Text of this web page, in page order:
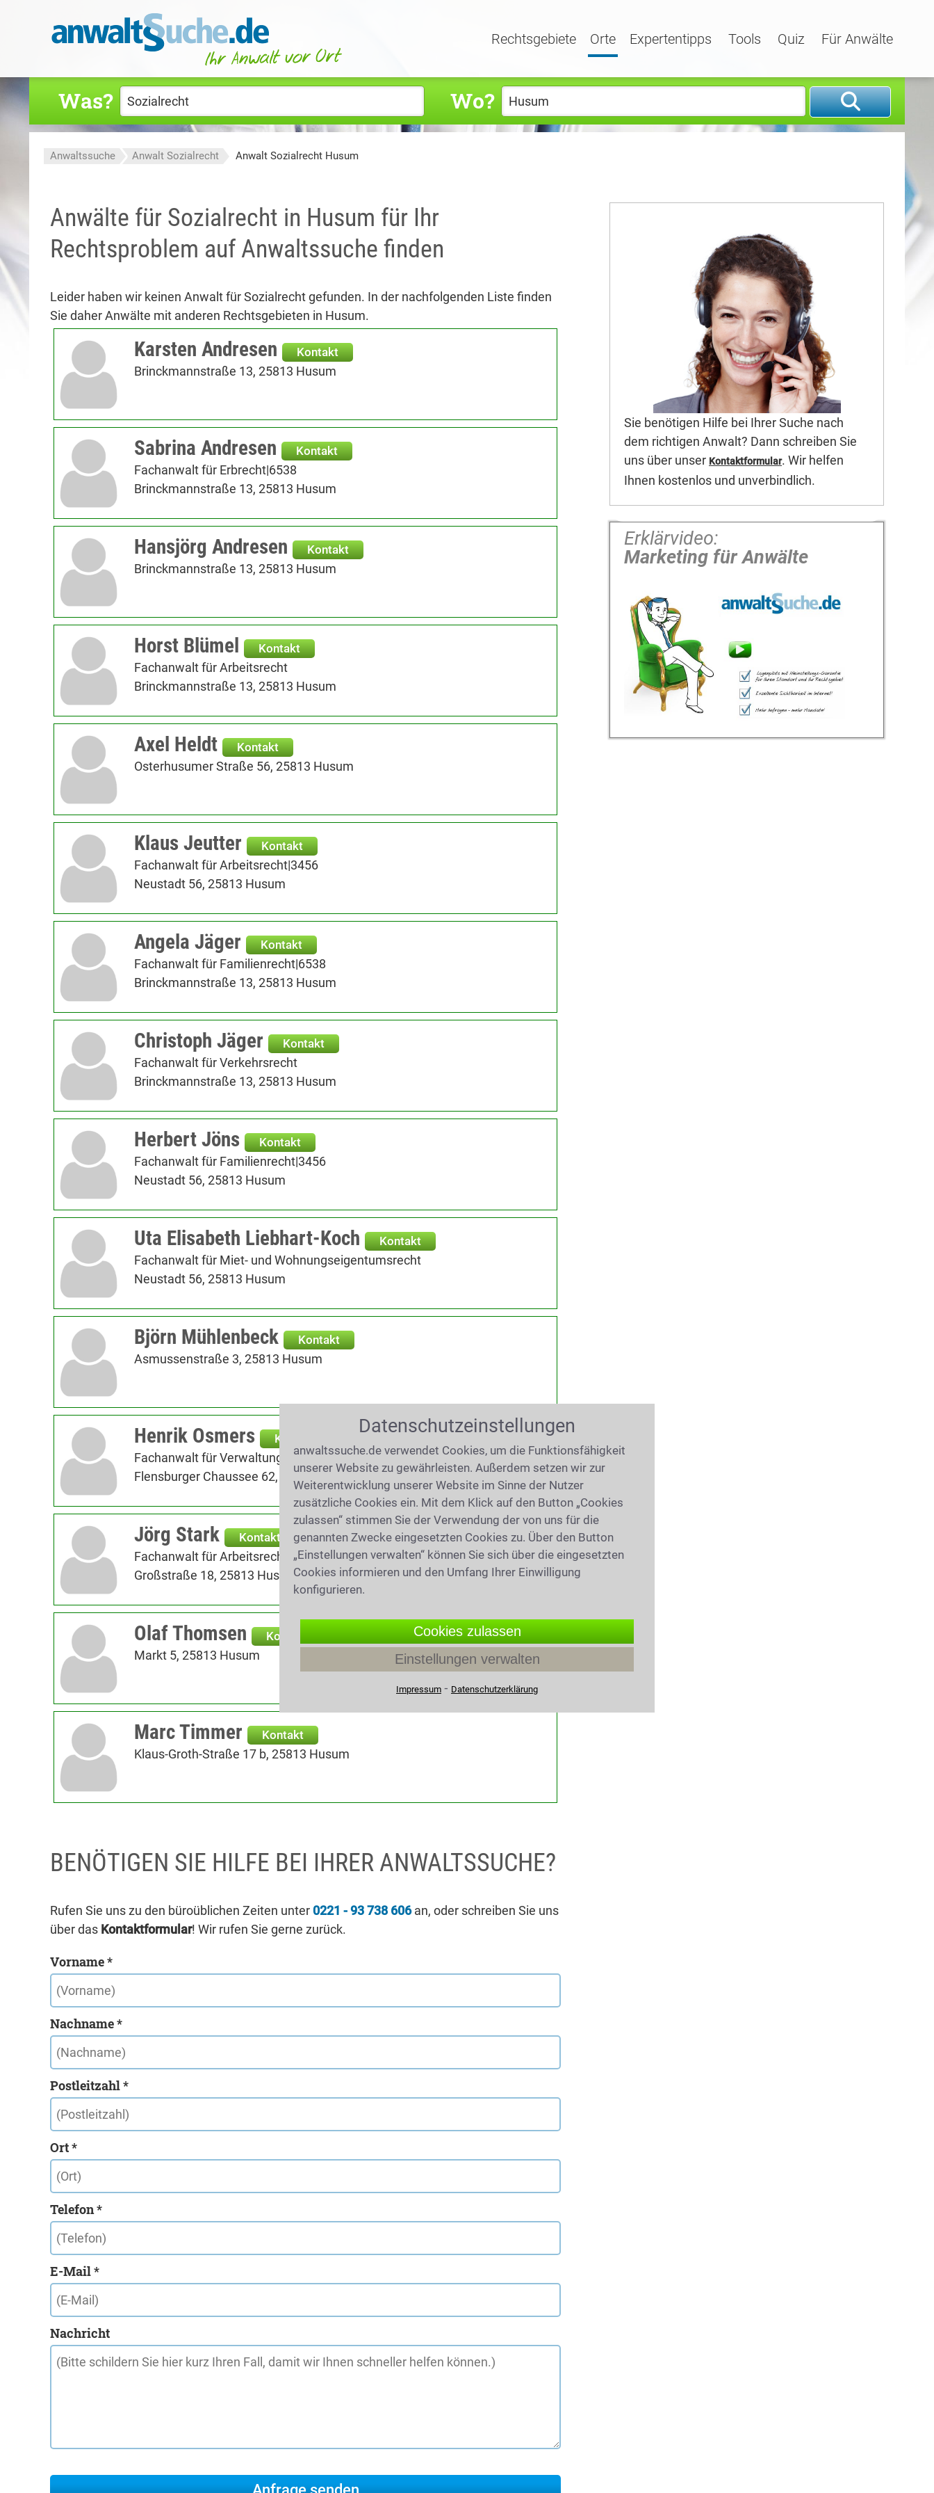
Rechtsgebiete Orte Expertentipps Tools Quiz Für Anwälte
Was? Wo?
Anwaltssuche Anwalt Sozialrecht Anwalt Sozialrecht Husum
Anwälte für Sozialrecht in Husum für Ihr
Rechtsproblem auf Anwaltssuche finden
Leider haben wir keinen Anwalt für Sozialrecht gefunden. In der nachfolgenden Liste finden
Sie daher Anwälte mit anderen Rechtsgebieten in Husum.
Karsten Andresen Kontakt
Brinckmannstraße 13, 25813 Husum
Sabrina Andresen Kontakt
Fachanwalt für Erbrecht|6538
Brinckmannstraße 13, 25813 Husum
Hansjörg Andresen Kontakt
Brinckmannstraße 13, 25813 Husum
Horst Blümel Kontakt
Fachanwalt für Arbeitsrecht
Brinckmannstraße 13, 25813 Husum
Axel Heldt Kontakt
Osterhusumer Straße 56, 25813 Husum
Klaus Jeutter Kontakt
Fachanwalt für Arbeitsrecht|3456
Neustadt 56, 25813 Husum
Angela Jäger Kontakt
Fachanwalt für Familienrecht|6538
Brinckmannstraße 13, 25813 Husum
Christoph Jäger Kontakt
Fachanwalt für Verkehrsrecht
Brinckmannstraße 13, 25813 Husum
Herbert Jöns Kontakt
Fachanwalt für Familienrecht|3456
Neustadt 56, 25813 Husum
Uta Elisabeth Liebhart-Koch Kontakt
Fachanwalt für Miet- und Wohnungseigentumsrecht
Neustadt 56, 25813 Husum
Björn Mühlenbeck Kontakt
Asmussenstraße 3, 25813 Husum
Henrik Osmers Kontakt
Fachanwalt für Verwaltungsrecht|3456
Flensburger Chaussee 62, 25813 Husum
Jörg Stark Kontakt
Fachanwalt für Arbeitsrecht|6538
Großstraße 18, 25813 Husum
Olaf Thomsen Kontakt
Markt 5, 25813 Husum
Marc Timmer Kontakt
Klaus-Groth-Straße 17 b, 25813 Husum
BENÖTIGEN SIE HILFE BEI IHRER ANWALTSSUCHE?
Rufen Sie uns zu den büroüblichen Zeiten unter 0221 - 93 738 606an, oder schreiben Sie uns
über das Kontaktformular! Wir rufen Sie gerne zurück.
Vorname *
Nachname *
Postleitzahl *
Ort *
Telefon *
E-Mail *
Nachricht
Sie benötigen Hilfe bei Ihrer Suche nach
dem richtigen Anwalt? Dann schreiben Sie
uns über unser Kontaktformular. Wir helfen
Ihnen kostenlos und unverbindlich.
Erklärvideo:
Marketing für Anwälte
Datenschutzeinstellungen
anwaltssuche.de verwendet Cookies, um die Funktionsfähigkeit
unserer Website zu gewährleisten. Außerdem setzen wir zur
Weiterentwicklung unserer Website im Sinne der Nutzer
zusätzliche Cookies ein. Mit dem Klick auf den Button „Cookies
zulassen“ stimmen Sie der Verwendung der von uns für die
genannten Zwecke eingesetzten Cookies zu. Über den Button
„Einstellungen verwalten“ können Sie sich über die eingesetzten
Cookies informieren und den Umfang Ihrer Einwilligung
konfigurieren.
Cookies zulassen
Einstellungen verwalten
Impressum ⁃ Datenschutzerklärung